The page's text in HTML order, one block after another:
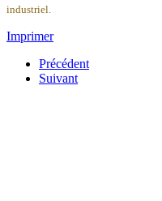
industriel.
Imprimer
Précédent
Suivant